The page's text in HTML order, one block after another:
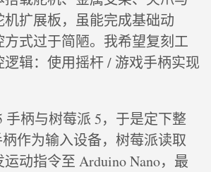
机扩展板，虽能完成基础动
式过于简陋。我希望复刻工
辑：使用摇杆 / 游戏手柄实现
手柄与树莓派 5，于是定下整
作为输入设备，树莓派读取
动指令至 Arduino Nano，最